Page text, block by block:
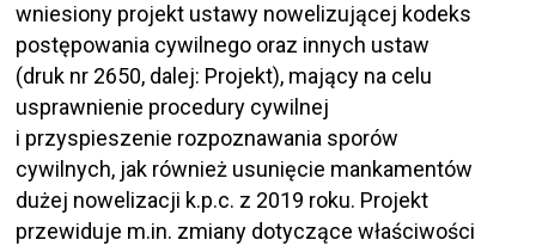
wniesiony projekt ustawy nowelizującej kodeks
postępowania cywilnego oraz innych ustaw
(druk nr 2650, dalej: Projekt), mający na celu
usprawnienie procedury cywilnej
i przyspieszenie rozpoznawania sporów
cywilnych, jak również usunięcie mankamentów
dużej nowelizacji k.p.c. z 2019 roku. Projekt
przewiduje m.in. zmiany dotyczące właściwości